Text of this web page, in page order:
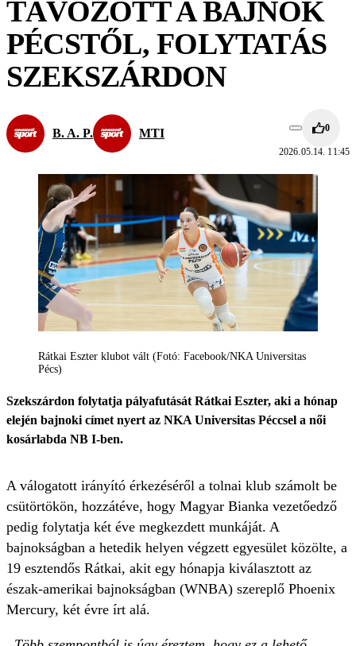
TÁVOZOTT A BAJNOK
PÉCSTŐL, FOLYTATÁS
SZEKSZÁRDON
B. A. P. MTI 0
2026.05.14. 11:45
Rátkai Eszter klubot vált (Fotó: Facebook/NKA Universitas
Pécs)
Szekszárdon folytatja pályafutását Rátkai Eszter, aki a hónap
elején bajnoki címet nyert az NKA Universitas Péccsel a női
kosárlabda NB I-ben.
A válogatott irányító érkezéséről a tolnai klub számolt be
csütörtökön, hozzátéve, hogy Magyar Bianka vezetőedző
pedig folytatja két éve megkezdett munkáját. A
bajnokságban a hetedik helyen végzett egyesület közölte, a
19 esztendős Rátkai, akit egy hónapja kiválasztott az
észak-amerikai bajnokságban (WNBA) szereplő Phoenix
Mercury, két évre írt alá.